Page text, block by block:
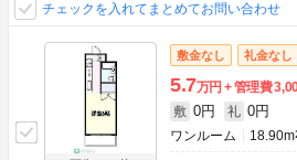
チェックを入れてまとめてお問い合わせ
敷金なし 礼金なし
5.7万円 管理費
敷 0円 礼 0円
ワンルーム 18.90m